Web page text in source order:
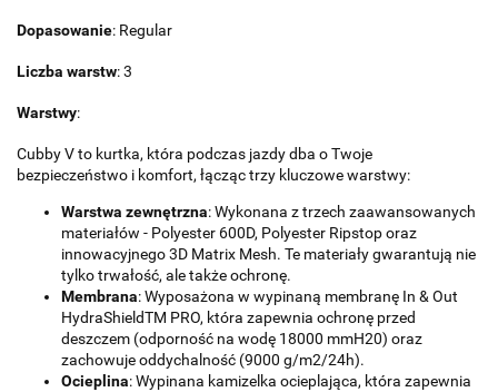
Dopasowanie: Regular
Liczba warstw: 3
Warstwy:
Cubby V to kurtka, która podczas jazdy dba o Twoje
bezpieczeństwo i komfort, łącząc trzy kluczowe warstwy:
Warstwa zewnętrzna: Wykonana z trzech zaawansowanych
materiałów - Polyester 600D, Polyester Ripstop oraz
innowacyjnego 3D Matrix Mesh. Te materiały gwarantują nie
tylko trwałość, ale także ochronę.
Membrana: Wyposażona w wypinaną membranę In & Out
HydraShieldTM PRO, która zapewnia ochronę przed
deszczem (odporność na wodę 18000 mmH20) oraz
zachowuje oddychalność (9000 g/m2/24h).
Ocieplina: Wypinana kamizelka ocieplająca, która zapewnia